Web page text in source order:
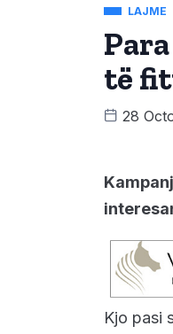
LAJME
të
28
Kjo pasi